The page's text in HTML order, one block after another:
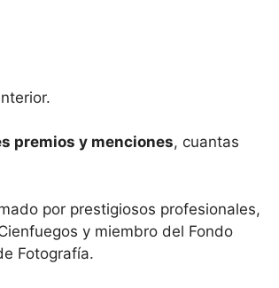
premios y menciones, cuantas
por prestigiosos profesionales,
y miembro del Fondo
Fotografía.